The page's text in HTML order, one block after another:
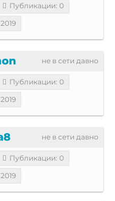
Публикации: 0
не в сети давно
Публикации: 0
не в сети давно
Публикации: 0